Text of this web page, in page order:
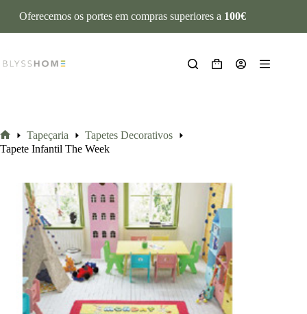
Oferecemos os portes em compras superiores a 100€
Tapeçaria
Tapetes Decorativos
Tapete Infantil The Week